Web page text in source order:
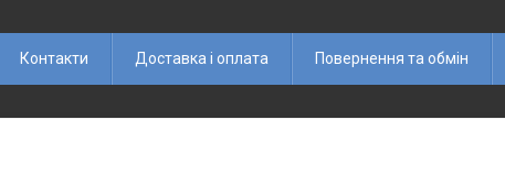
Контакти Доставка і оплата Повернення та обмін